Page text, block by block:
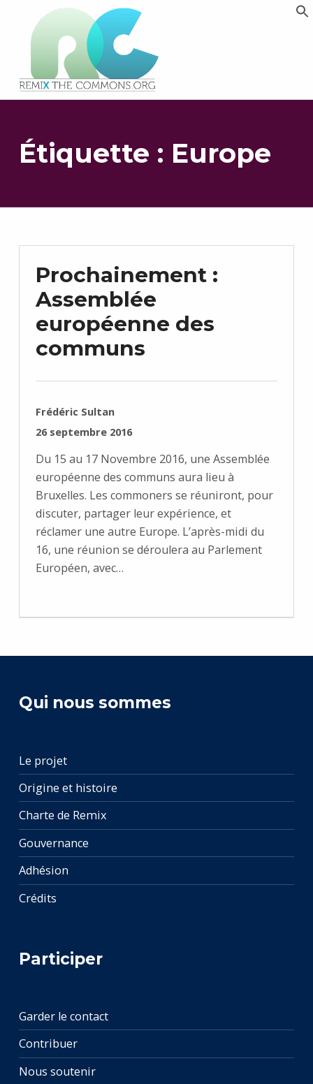
PLATEFORME MULTIMÉDIA OUVERTE ET COLLABORATIVE SUR LES COMMUNS
Étiquette : Europe
Prochainement :
Assemblée
européenne des
communs
RÉDIGÉ PAR :
Frédéric Sultan
PUBLIÉ SUR :
26 septembre 2016
Du 15 au 17 Novembre 2016, une Assemblée
européenne des communs aura lieu à
Bruxelles. Les commoners se réuniront, pour
discuter, partager leur expérience, et
réclamer une autre Europe. L’après-midi du
16, une réunion se déroulera au Parlement
Européen, avec…
Qui nous sommes
Le projet
Origine et histoire
Charte de Remix
Gouvernance
Adhésion
Crédits
Participer
Garder le contact
Contribuer
Nous soutenir